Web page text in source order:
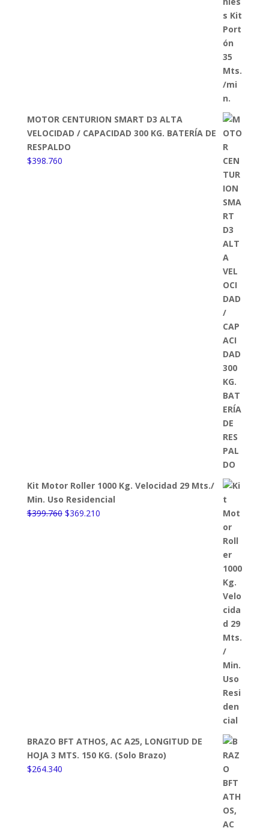
MOTOR CENTURION SMART D3 ALTA
VELOCIDAD / CAPACIDAD 300 KG. BATERÍA DE
RESPALDO
$398.760
Kit Motor Roller 1000 Kg. Velocidad 29 Mts./
Min. Uso Residencial
$399.760 El
$369.210El
BRAZO BFT ATHOS, AC A25, LONGITUD DE
HOJA 3 MTS. 150 KG. (Solo Brazo)
$264.340